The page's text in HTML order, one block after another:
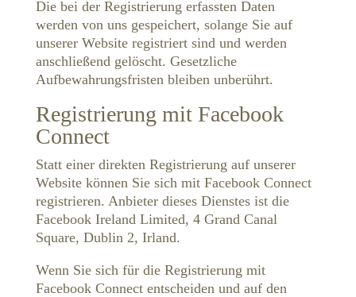
Die bei der Registrierung erfassten Daten
werden von uns gespeichert, solange Sie auf
unserer Website registriert sind und werden
anschließend gelöscht. Gesetzliche
Aufbewahrungsfristen bleiben unberührt.
Registrierung mit Facebook
Connect
Statt einer direkten Registrierung auf unserer
Website können Sie sich mit Facebook Connect
registrieren. Anbieter dieses Dienstes ist die
Facebook Ireland Limited, 4 Grand Canal
Square, Dublin 2, Irland.
Wenn Sie sich für die Registrierung mit
Facebook Connect entscheiden und auf den